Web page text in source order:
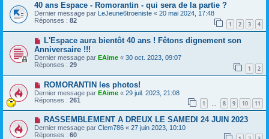
40 ans Espace - Romorantin - qui sera de la partie ?
Dernier message par LeJeune6troeniste « 20 mai 2024, 17:48
Réponses : 82 1 2 3 4
L'Espace aura bientôt 40 ans ! Fêtons dignement son
Anniversaire !!!
Dernier message par EAime « 30 oct. 2023, 09:07
Réponses : 29 1 2
ROMORANTIN les photos!
Dernier message par EAime « 29 juil. 2023, 21:08
Réponses : 261 1 8 9 10 11
RASSEMBLEMENT A DREUX LE SAMEDI 24 JUIN 2023
Dernier message par Clem786 « 27 juin 2023, 10:10
Réponses : 60